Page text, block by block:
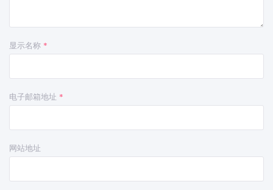
显示名称 *
电子邮箱地址 *
网站地址